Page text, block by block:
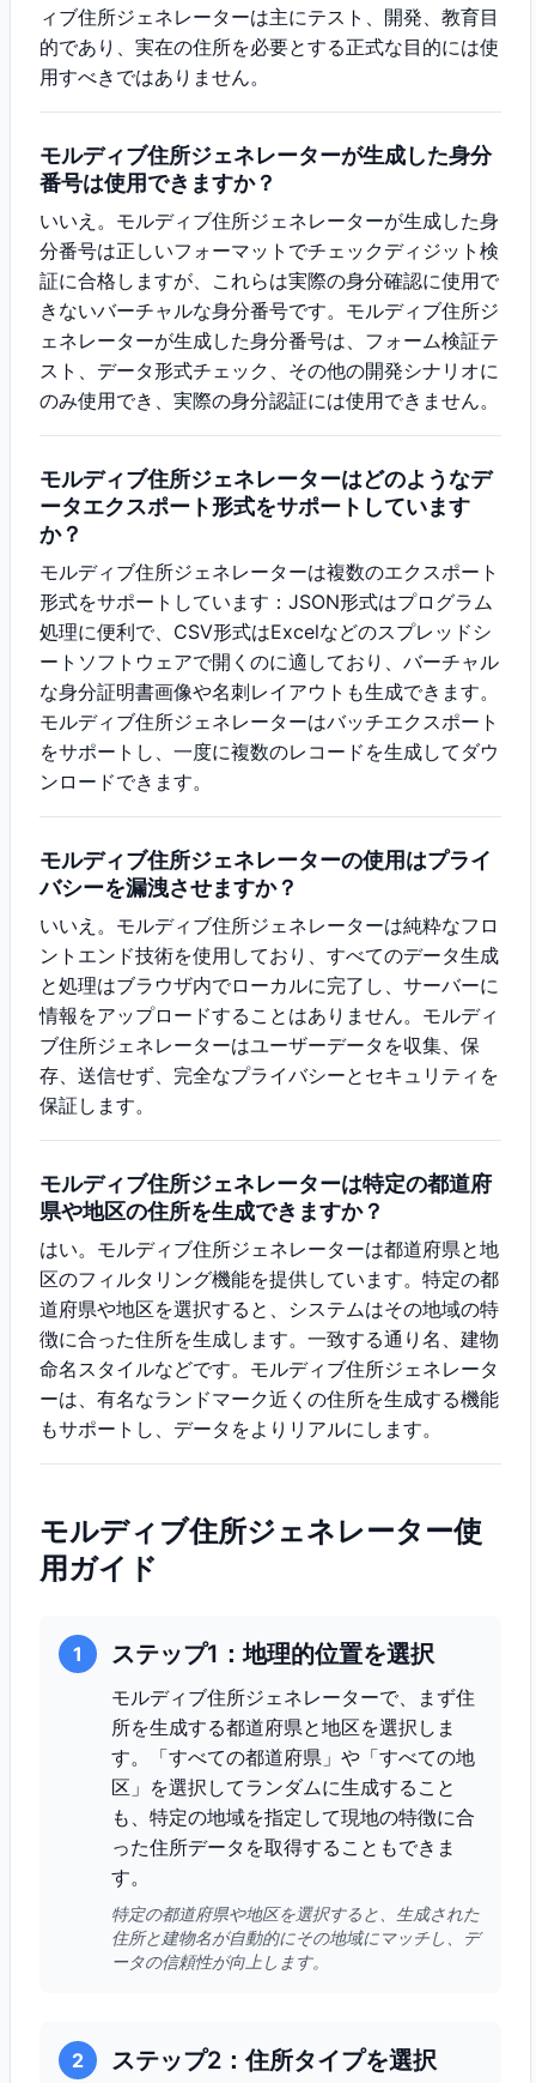
ィブ住所ジェネレーターは主にテスト、開発、教育目
的であり、実在の住所を必要とする正式な目的には使
用すべきではありません。
モルディブ住所ジェネレーターが生成した身分
番号は使用できますか？
いいえ。モルディブ住所ジェネレーターが生成した身
分番号は正しいフォーマットでチェックディジット検
証に合格しますが、これらは実際の身分確認に使用で
きないバーチャルな身分番号です。モルディブ住所ジ
ェネレーターが生成した身分番号は、フォーム検証テ
スト、データ形式チェック、その他の開発シナリオに
のみ使用でき、実際の身分認証には使用できません。
モルディブ住所ジェネレーターはどのようなデ
ータエクスポート形式をサポートしています
か？
モルディブ住所ジェネレーターは複数のエクスポート
形式をサポートしています：JSON形式はプログラム
処理に便利で、CSV形式はExcelなどのスプレッドシ
ートソフトウェアで開くのに適しており、バーチャル
な身分証明書画像や名刺レイアウトも生成できます。
モルディブ住所ジェネレーターはバッチエクスポート
をサポートし、一度に複数のレコードを生成してダウ
ンロードできます。
モルディブ住所ジェネレーターの使用はプライ
バシーを漏洩させますか？
いいえ。モルディブ住所ジェネレーターは純粋なフロ
ントエンド技術を使用しており、すべてのデータ生成
と処理はブラウザ内でローカルに完了し、サーバーに
情報をアップロードすることはありません。モルディ
ブ住所ジェネレーターはユーザーデータを収集、保
存、送信せず、完全なプライバシーとセキュリティを
保証します。
モルディブ住所ジェネレーターは特定の都道府
県や地区の住所を生成できますか？
はい。モルディブ住所ジェネレーターは都道府県と地
区のフィルタリング機能を提供しています。特定の都
道府県や地区を選択すると、システムはその地域の特
徴に合った住所を生成します。一致する通り名、建物
命名スタイルなどです。モルディブ住所ジェネレータ
ーは、有名なランドマーク近くの住所を生成する機能
もサポートし、データをよりリアルにします。
モルディブ住所ジェネレーター使
用ガイド
1 ステップ1：地理的位置を選択
モルディブ住所ジェネレーターで、まず住
所を生成する都道府県と地区を選択しま
す。「すべての都道府県」や「すべての地
区」を選択してランダムに生成すること
も、特定の地域を指定して現地の特徴に合
った住所データを取得することもできま
す。
特定の都道府県や地区を選択すると、生成された
住所と建物名が自動的にその地域にマッチし、デ
ータの信頼性が向上します。
2 ステップ2：住所タイプを選択